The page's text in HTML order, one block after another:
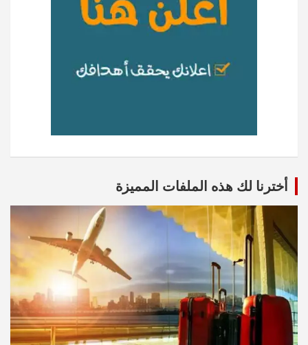
أخترنا لك هذه الملفات المميزة